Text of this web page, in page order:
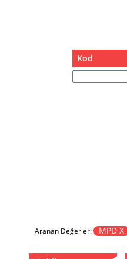
Separatör
Kod
Aranan Değerler: MPD X